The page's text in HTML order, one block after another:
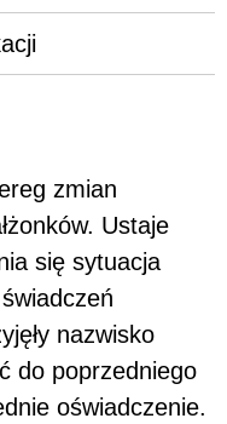
zmian
Ustaje
się sytuacja
nazwisko
do poprzedniego
oświadczenie.